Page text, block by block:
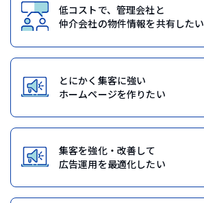
低コストで、管理会社と
仲介会社の物件情報を共有したい
とにかく集客に強い
ホームページを作りたい
集客を強化・改善して
広告運用を最適化したい